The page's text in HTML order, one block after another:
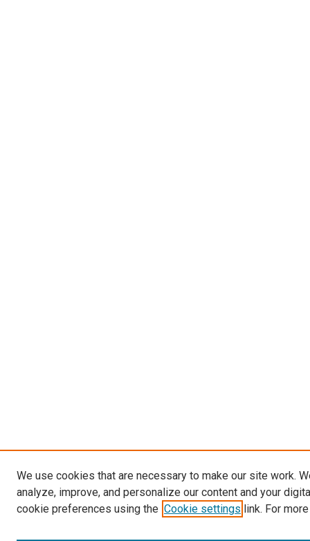
We use cookies that are necessary to make our site work.
analyze, improve, and personalize our content and your
cookie preferences using the Cookie settings link. For